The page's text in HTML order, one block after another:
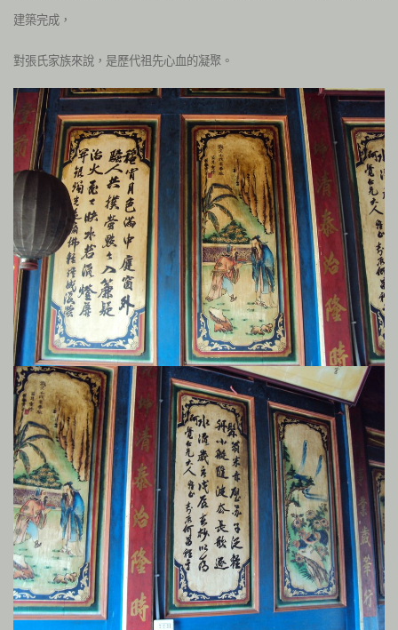
建築完成，
對張氏家族來說，是歷代祖先心血的凝聚。